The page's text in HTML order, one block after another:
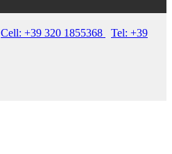
Cell: +39 320 1855368
Tel: +39